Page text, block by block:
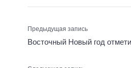
Предыдущая запись
Восточный Новый год